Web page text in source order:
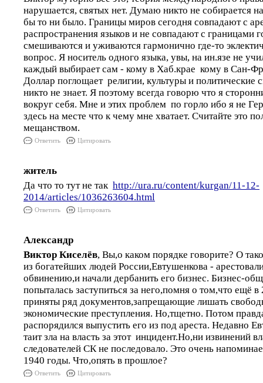
нарушается, святых нет. Думаю никто не собирается
бы то ни было. Границы миров сегодня совпадают с
распространения языков и не совпадают с границами
смешиваются и уживаются гармонично где-то
вопрос. Я носитель одного языка, увы, на ин.язе не
каждый выбирает сам - кому в Хаб.крае кому в Сан-
Доллар поглощает религии, культуры и политические
никто не знает. Я поэтому всегда говорю что я
вокруг себя. Мне и этих проблем по горло ибо я не
здесь на месте что к чему мне хватает. Считайте это
мещанством.
Ответить Цитировать
житель
Да что то тут не так http://ura.ru/content/kurgan/11-12-
2014/articles/1036263604.html
Ответить Цитировать
Александр
Виктор Киселёв, Вы,о каком порядке говорите? О
из богатейших людей России,Евтушенкова -
обвинению,и начали дербанить его бизнес. Бизнес-
попыталась заступиться за него,помня о том,что ещё
приняты ряд документов,запрещающие лишать
экономические преступления. Но,тщетно. Потом
распорядился выпустить его из под ареста. Недавно
таит зла на власть за этот инцидент.Но,ни извинений
следователей СК не последовало. Это очень
1940 годы. Что,опять в прошлое?
Ответить Цитировать